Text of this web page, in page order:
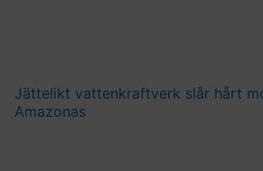
Jättelikt vattenkraftverk slår hårt
Amazonas